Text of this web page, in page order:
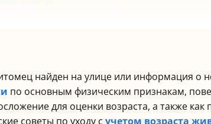
найден на улице или информация о
по основным физическим признакам,
для оценки возраста, а также
советы по уходу с учетом возраста